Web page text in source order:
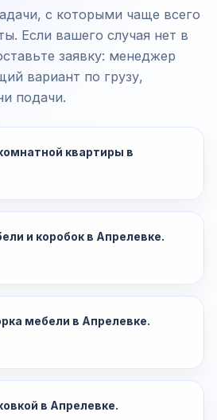
с которыми чаще всего
Если вашего случая нет в
заявку: менеджер
вариант по грузу,
подачи.
квартиры в
и коробок в Апрелевке.
мебели в Апрелевке.
в Апрелевке.